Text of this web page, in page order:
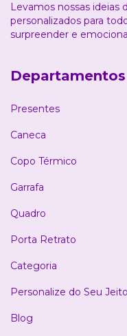
Levamos nossas ideias
personalizados para
surpreender e
Departamentos
Presentes
Caneca
Copo Térmico
Garrafa
Quadro
Porta Retrato
Categoria
Personalize do Seu Jeito
Blog